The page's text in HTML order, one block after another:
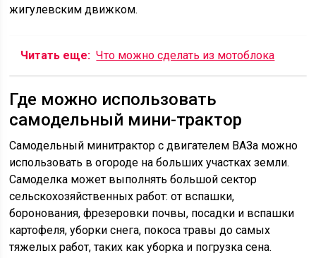
жигулевским движком.
Читать еще: Что можно сделать из мотоблока
Где можно использовать
самодельный мини-трактор
Самодельный минитрактор с двигателем ВАЗа можно
использовать в огороде на больших участках земли.
Самоделка может выполнять большой сектор
сельскохозяйственных работ: от вспашки,
боронования, фрезеровки почвы, посадки и вспашки
картофеля, уборки снега, покоса травы до самых
тяжелых работ, таких как уборка и погрузка сена.